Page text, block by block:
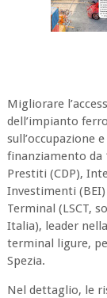
Migliorare
dell’impianto
sull’occupazione
finanziamento da
Prestiti (CDP),
Investimenti
Terminal (LSCT,
Italia), leader
terminal ligure,
Spezia.
Nel dettaglio, le